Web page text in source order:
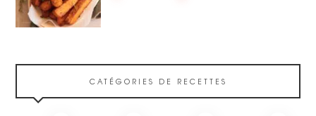
CATÉGORIES DE RECETTES